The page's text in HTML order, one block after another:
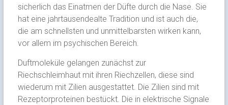
sicherlich das Einatmen der Düfte durch die Nase. Sie
hat eine jahrtausendealte Tradition und ist auch die,
die am schnellsten und unmittelbarsten wirken kann,
vor allem im psychischen Bereich.
Duftmoleküle gelangen zunächst zur
Riechschleimhaut mit ihren Riechzellen, diese sind
wiederum mit Zilien ausgestattet. Die Zilien sind mit
Rezeptorproteinen bestückt. Die in elektrische Signale